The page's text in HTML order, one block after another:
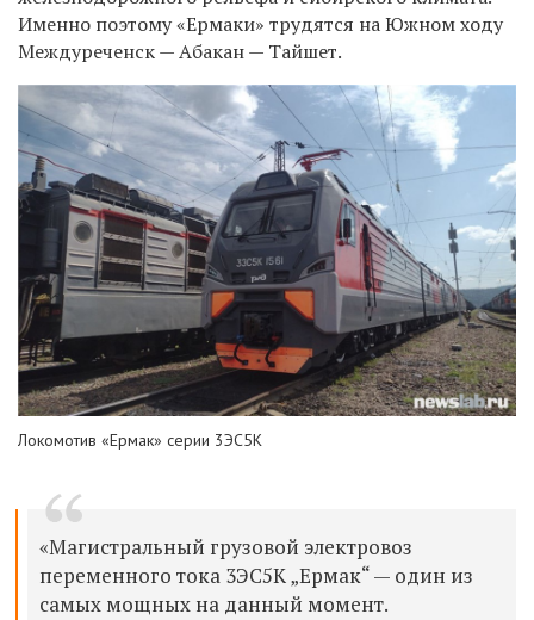
Именно поэтому «Ермаки» трудятся на Южном ходу
Междуреченск—Абакан— Тайшет.
Локомотив «Ермак» серии 3ЭС5К
«Магистральный грузовой электровоз
переменного тока 3ЭС5К „Ермак“— один из
самых мощных на данный момент.